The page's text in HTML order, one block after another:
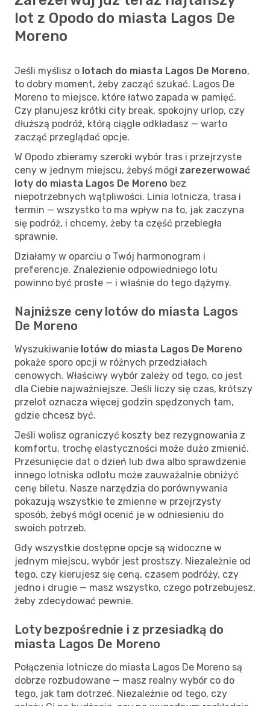
lot z Opodo do miasta Lagos De
Moreno
Jeśli myślisz o lotach do miasta Lagos De Moreno,
to dobry moment, żeby zacząć szukać. Lagos De
Moreno to miejsce, które łatwo zapada w pamięć.
Czy planujesz krótki city break, spokojny urlop, czy
dłuższą podróż, którą ciągle odkładasz — warto
zacząć przeglądać opcje.
W Opodo zbieramy szeroki wybór tras i przejrzyste
ceny w jednym miejscu, żebyś mógł zarezerwować
loty do miasta Lagos De Moreno bez
niepotrzebnych wątpliwości. Linia lotnicza, trasa i
termin — wszystko to ma wpływ na to, jak zaczyna
się podróż, i chcemy, żeby ta część przebiegła
sprawnie.
Działamy w oparciu o Twój harmonogram i
preferencje. Znalezienie odpowiedniego lotu
powinno być proste — i właśnie do tego dążymy.
Najniższe ceny lotów do miasta Lagos
De Moreno
Wyszukiwanie lotów do miasta Lagos De Moreno
pokaże sporo opcji w różnych przedziałach
cenowych. Właściwy wybór zależy od tego, co jest
dla Ciebie najważniejsze. Jeśli liczy się czas, krótszy
przelot oznacza więcej godzin spędzonych tam,
gdzie chcesz być.
Jeśli wolisz ograniczyć koszty bez rezygnowania z
komfortu, trochę elastyczności może dużo zmienić.
Przesunięcie dat o dzień lub dwa albo sprawdzenie
innego lotniska odlotu może zauważalnie obniżyć
cenę biletu. Nasze narzędzia do porównywania
pokazują wszystkie te zmienne w przejrzysty
sposób, żebyś mógł ocenić je w odniesieniu do
swoich potrzeb.
Gdy wszystkie dostępne opcje są widoczne w
jednym miejscu, wybór jest prostszy. Niezależnie od
tego, czy kierujesz się ceną, czasem podróży, czy
jedno i drugie — masz wszystko, czego potrzebujesz,
żeby zdecydować pewnie.
Loty bezpośrednie i z przesiadką do
miasta Lagos De Moreno
Połączenia lotnicze do miasta Lagos De Moreno są
dobrze rozbudowane — masz realny wybór co do
tego, jak tam dotrzeć. Niezależnie od tego, czy